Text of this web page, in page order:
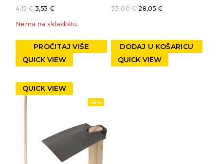
4,15€ 3,53 €
Nema na skladištu
PROČITAJ VIŠE
QUICK VIEW
33,00€ 28,05 €
DODAJ U KOŠARICU
QUICK VIEW
QUICK VIEW
-15%